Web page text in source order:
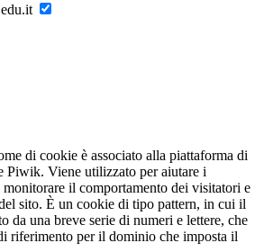
di cookie è associato alla piattaforma di
Piwik. Viene utilizzato per aiutare i
il comportamento dei visitatori e
sito. È un cookie di tipo pattern, in cui il
da una breve serie di numeri e lettere, che
riferimento per il dominio che imposta il